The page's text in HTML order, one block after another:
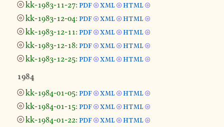
⦾kk-1983-11-27: pdf ⦾ xml ⦾ html ⦾
⦾kk-1983-12-04: pdf ⦾ xml ⦾ html ⦾
⦾kk-1983-12-11: pdf ⦾ xml ⦾ html ⦾
⦾kk-1983-12-18: pdf ⦾ xml ⦾ html ⦾
⦾kk-1983-12-25: pdf ⦾ xml ⦾ html ⦾
1984
⦾kk-1984-01-05: pdf ⦾ xml ⦾ html ⦾
⦾kk-1984-01-15: pdf ⦾ xml ⦾ html ⦾
⦾kk-1984-01-22: pdf ⦾ xml ⦾ html ⦾